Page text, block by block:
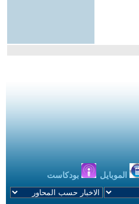
الموبايل بودكاست